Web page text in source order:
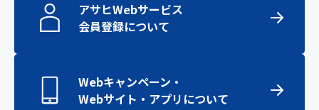
アサヒWebサービス
会員登録について
Webキャンペーン・
Webサイト・アプリについて